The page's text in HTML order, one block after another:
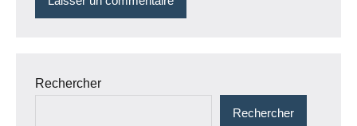
Rechercher
Rechercher